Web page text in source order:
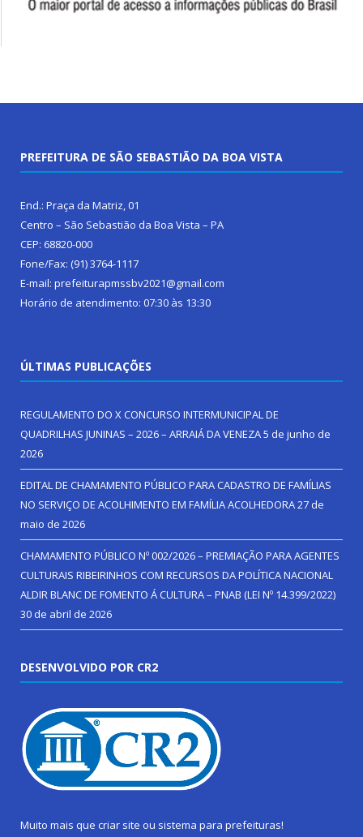
PREFEITURA DE SÃO SEBASTIÃO DA BOA VISTA
End.: Praça da Matriz, 01
Centro – São Sebastião da Boa Vista – PA
CEP: 68820-000
Fone/Fax: (91) 3764-1117
E-mail: prefeiturapmssbv2021@gmail.com
Horário de atendimento: 07:30 às 13:30
ÚLTIMAS PUBLICAÇÕES
REGULAMENTO DO X CONCURSO INTERMUNICIPAL DE
QUADRILHAS JUNINAS – 2026 – ARRAIÁ DA VENEZA5 de junho de
2026
EDITAL DE CHAMAMENTO PÚBLICO PARA CADASTRO DE FAMÍLIAS
NO SERVIÇO DE ACOLHIMENTO EM FAMÍLIA ACOLHEDORA27 de
maio de 2026
CHAMAMENTO PÚBLICO Nº 002/2026 – PREMIAÇÃO PARA AGENTES
CULTURAIS RIBEIRINHOS COM RECURSOS DA POLÍTICA NACIONAL
ALDIR BLANC DE FOMENTO Á CULTURA – PNAB (LEI Nº 14.399/2022)
30 de abril de 2026
DESENVOLVIDO POR CR2
Muito mais que criar site ou sistema para prefeituras!